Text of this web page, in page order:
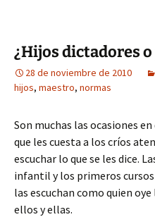
¿Hijos dictadores
28 de noviembre de 2010
hijos, maestro, normas
Son muchas las ocasiones
que les cuesta a los críos
escuchar lo que se les dice.
infantil y los primeros cursos
las escuchan como quien
ellos y ellas.